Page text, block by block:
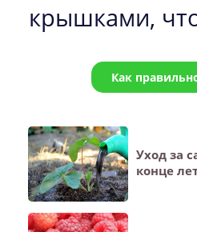
крышками,
Как
Уход за
конце